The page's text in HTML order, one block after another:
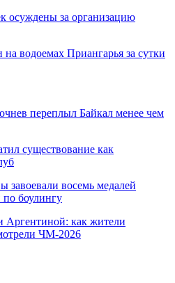
осуждены за организацию
водоемах Приангарья за сутки
переплыл Байкал менее чем
существование как
завоевали восемь медалей
по боулингу
Аргентиной: как жители
ЧМ-2026